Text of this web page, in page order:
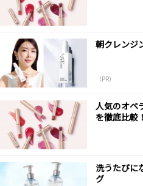
朝クレンジ
（PR）
人気のオペ
を徹底比較！
洗うたびに
グ